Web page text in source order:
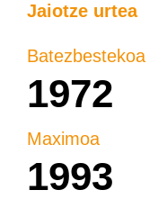
Jaiotze urtea
Batezbestekoa
1972
Maximoa
1993